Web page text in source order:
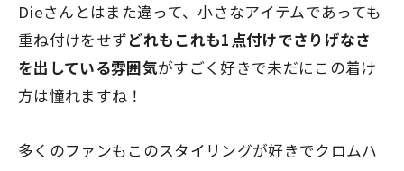
Dieさんとはまた違って、小さなアイテムであっても
重ね付けをせずどれもこれも1点付けでさりげなさ
を出している雰囲気がすごく好きで未だにこの着け
方は憧れますね！
多くのファンもこのスタイリングが好きでクロムハ